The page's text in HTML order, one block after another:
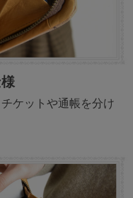
ケットや通帳を分け